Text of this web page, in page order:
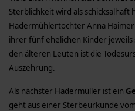
Sterblichkeit wird als schicksalhaft
Hadermühlertochter Anna
ihrer fünf ehelichen Kinder
den älteren Leuten ist die
Auszehrung.
Als nächster Hadermüller ist ein
geht aus einer Sterbeurkunde